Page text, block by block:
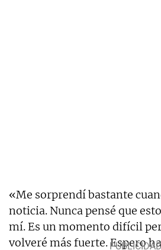
«Me sorprendí bastante
noticia. Nunca pensé que
mí. Es un momento difícil
volveré más fuerte. Espero